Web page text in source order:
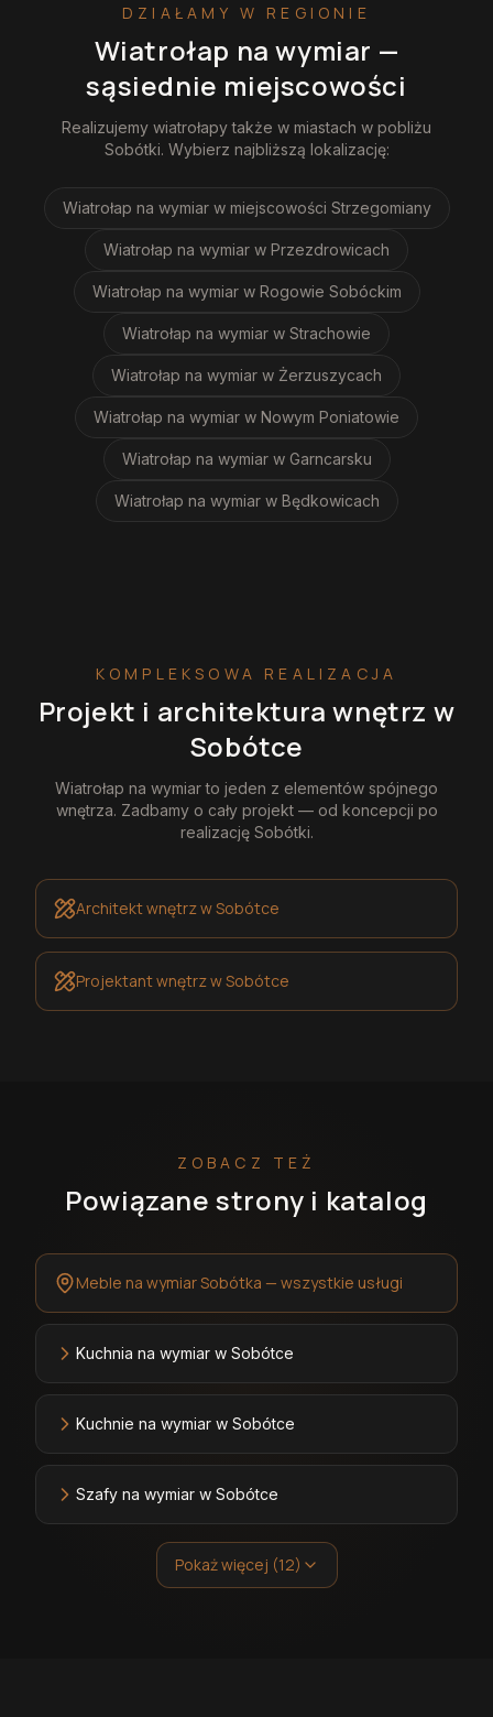
DZIAŁAMY W REGIONIE
Wiatrołap na wymiar —
sąsiednie miejscowości
Realizujemy wiatrołapytakże w miastach w pobliżu
Sobótki. Wybierz najbliższą lokalizację:
Wiatrołap na wymiar w miejscowości Strzegomiany
Wiatrołap na wymiar w Przezdrowicach
Wiatrołap na wymiar w Rogowie Sobóckim
Wiatrołap na wymiar w Strachowie
Wiatrołap na wymiar w Żerzuszycach
Wiatrołap na wymiar w Nowym Poniatowie
Wiatrołap na wymiar w Garncarsku
Wiatrołap na wymiar w Będkowicach
KOMPLEKSOWA REALIZACJA
Projekt i architektura wnętrz w
Sobótce
Wiatrołap na wymiarto jeden z elementów spójnego
wnętrza. Zadbamy o cały projekt — od koncepcji po
realizację Sobótki.
Architekt wnętrzw Sobótce
Projektant wnętrzw Sobótce
ZOBACZ TEŻ
Powiązane strony i katalog
Meble na wymiar Sobótka — wszystkie usługi
Kuchnia na wymiar w Sobótce
Kuchnie na wymiar w Sobótce
Szafy na wymiar w Sobótce
Pokaż więcej (12)